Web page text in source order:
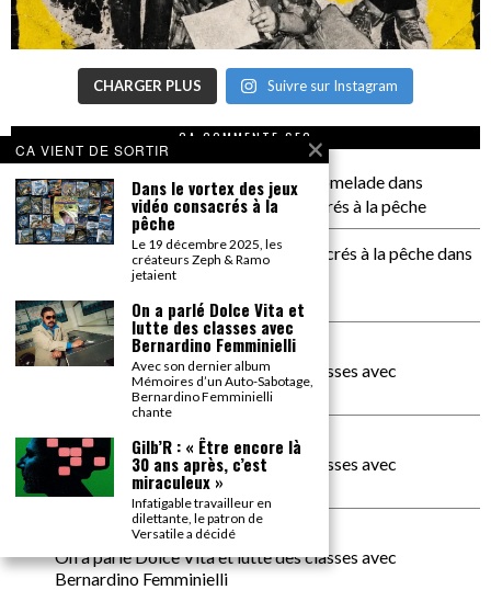
CHARGER PLUS Suivre sur Instagram
CA COMMENTE SEC
il a pas de genoux Messi comme P comeladedans
Dans le vortex des jeux vidéo consacrés à la pêche
Dans le vortex des jeux vidéos consacrés à la pêchedans
PACÔME THIELLEMENT
La séance d’Hip Gnose
La Patrie
dans
On a parlé Dolce Vita et lutte des classes avec
Bernardino Femminielli
carte noire negra à l'o tiede
dans
On a parlé Dolce Vita et lutte des classes avec
Bernardino Femminielli
moise et son mascarédans
On a parlé Dolce Vita et lutte des classes avec
Bernardino Femminielli
CA VIENT DE SORTIR
Dans le vortex des jeux
vidéo consacrés à la
pêche
Le 19 décembre 2025, les
créateurs Zeph & Ramo
jetaient
On a parlé Dolce Vita et
lutte des classes avec
Bernardino Femminielli
Avec son dernier album
Mémoires d’un Auto-Sabotage,
Bernardino Femminielli
chante
Gilb’R : « Être encore là
30 ans après, c’est
miraculeux »
Infatigable travailleur en
dilettante, le patron de
Versatile a décidé